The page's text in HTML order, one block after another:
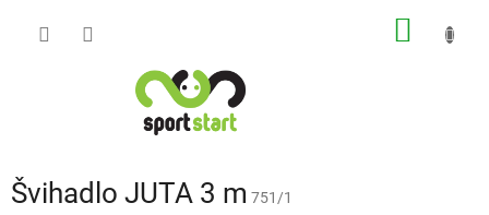
Švihadlo JUTA 3 m 751/1